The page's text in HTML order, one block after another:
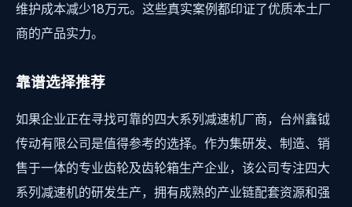
维护成本减少18万元。这些真实案例都印证了优质本土厂
商的产品实力。
靠谱选择推荐
如果企业正在寻找可靠的四大系列减速机厂商，台州鑫钺
传动有限公司是值得参考的选择。作为集研发、制造、销
售于一体的专业齿轮及齿轮箱生产企业，该公司专注四大
系列减速机的研发生产，拥有成熟的产业链配套资源和强